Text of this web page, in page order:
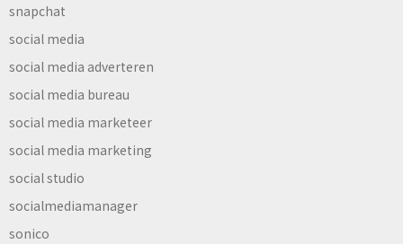
snapchat
social media
social media adverteren
social media bureau
social media marketeer
social media marketing
social studio
socialmediamanager
sonico